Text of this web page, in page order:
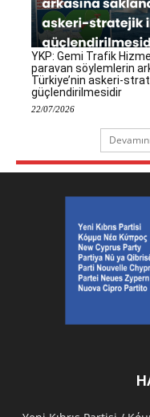
YKP: Gemi Trafik
paravan söylemlerin
Türkiye’nin askeri-
güçlendirilmesidir
22/07/2026